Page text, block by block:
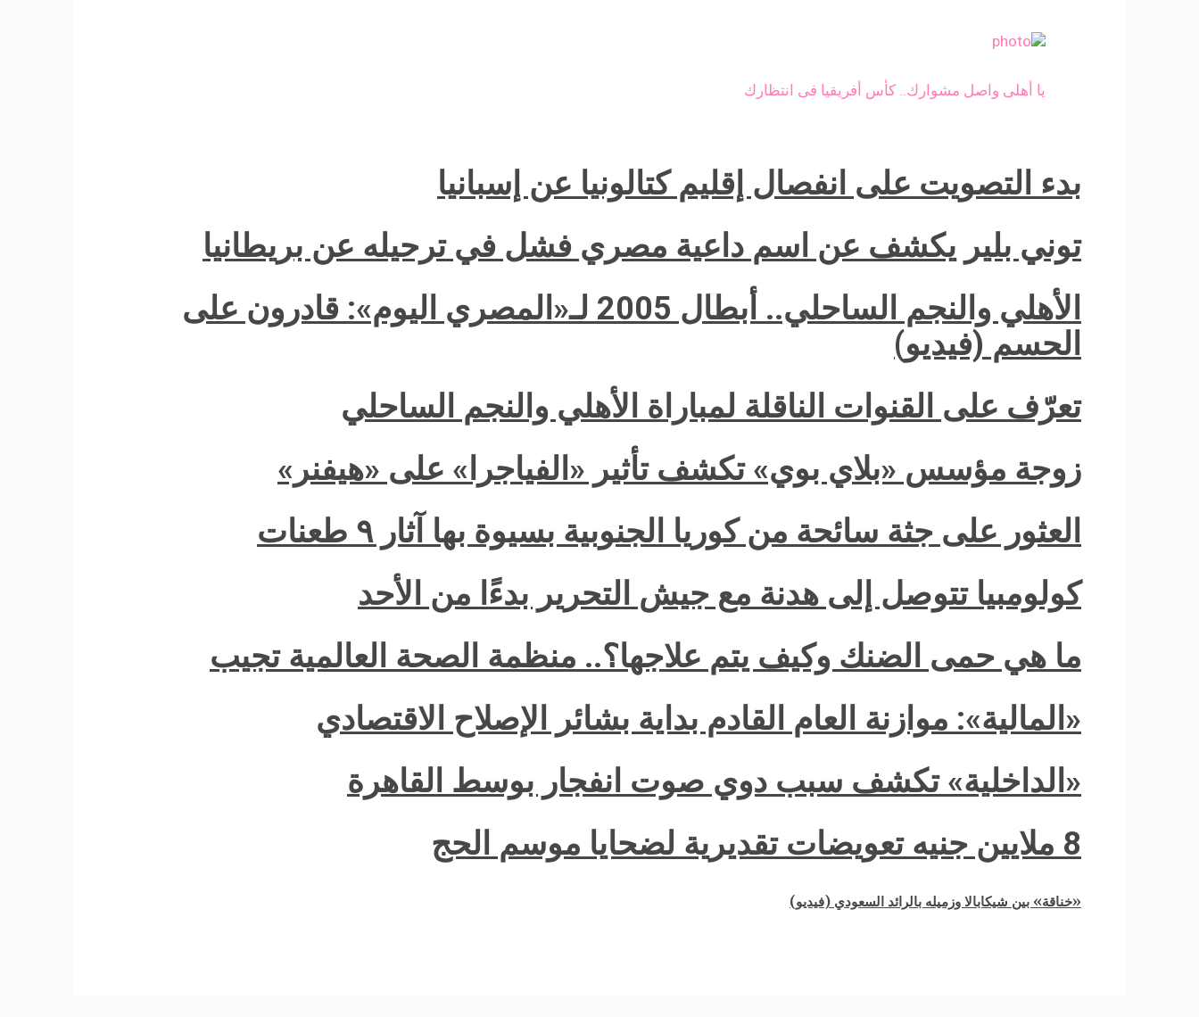
يا أهلى واصل مشوارك.. كأس أفريقيا فى انتظارك
بدء التصويت على انفصال إقليم كتالونيا عن إسبانيا
توني بلير يكشف عن اسم داعية مصري فشل في ترحيله عن بريطانيا
الأهلي والنجم الساحلي.. أبطال 2005 لـ«المصري اليوم»: قادرون على
الحسم (فيديو)
تعرّف على القنوات الناقلة لمباراة الأهلي والنجم الساحلي
زوجة مؤسس «بلاي بوي» تكشف تأثير «الفياجرا» على «هيفنر»
العثور على جثة سائحة من كوريا الجنوبية بسيوة بها آثار ٩ طعنات
كولومبيا تتوصل إلى هدنة مع جيش التحرير بدءًا من الأحد
ما هي حمى الضنك وكيف يتم علاجها؟.. منظمة الصحة العالمية تجيب
«المالية»: موازنة العام القادم بداية بشائر الإصلاح الاقتصادي
«الداخلية» تكشف سبب دوي صوت انفجار بوسط القاهرة
8 ملايين جنيه تعويضات تقديرية لضحايا موسم الحج
«خناقة» بين شيكابالا وزميله بالرائد السعودي (فيديو)